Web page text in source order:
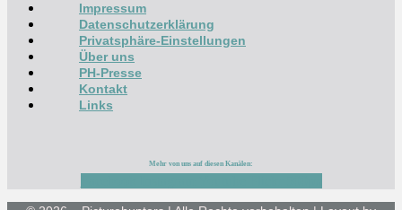
Impressum
Datenschutzerklärung
Privatsphäre-Einstellungen
Über uns
PH-Presse
Kontakt
Links
Mehr von uns auf diesen Kanälen: